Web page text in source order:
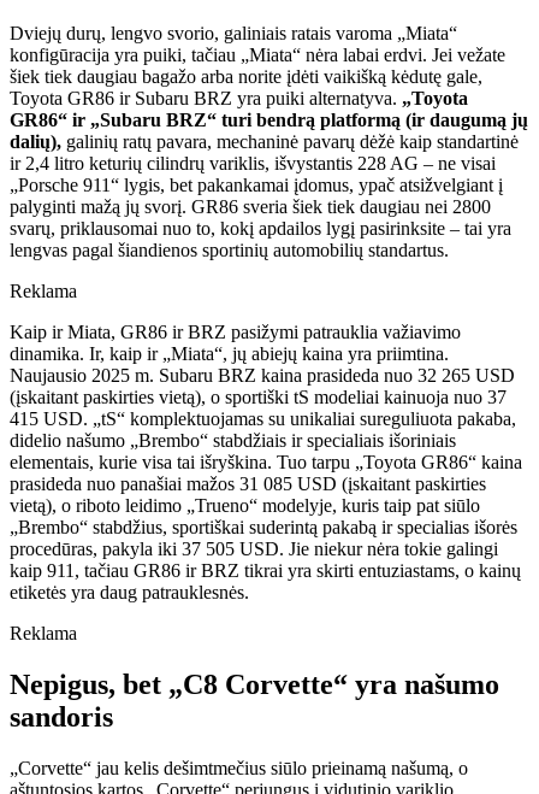
Dviejų durų, lengvo svorio, galiniais ratais varoma „Miata“
konfigūracija yra puiki, tačiau „Miata“ nėra labai erdvi. Jei vežate
šiek tiek daugiau bagažo arba norite įdėti vaikišką kėdutę gale,
Toyota GR86 ir Subaru BRZ yra puiki alternatyva. „Toyota
GR86“ ir „Subaru BRZ“ turi bendrą platformą (ir daugumą jų
dalių), galinių ratų pavara, mechaninė pavarų dėžė kaip standartinė
ir 2,4 litro keturių cilindrų variklis, išvystantis 228 AG – ne visai
„Porsche 911“ lygis, bet pakankamai įdomus, ypač atsižvelgiant į
palyginti mažą jų svorį. GR86 sveria šiek tiek daugiau nei 2800
svarų, priklausomai nuo to, kokį apdailos lygį pasirinksite – tai yra
lengvas pagal šiandienos sportinių automobilių standartus.
Reklama
Kaip ir Miata, GR86 ir BRZ pasižymi patrauklia važiavimo
dinamika. Ir, kaip ir „Miata“, jų abiejų kaina yra priimtina.
Naujausio 2025 m. Subaru BRZ kaina prasideda nuo 32 265 USD
(įskaitant paskirties vietą), o sportiški tS modeliai kainuoja nuo 37
415 USD. „tS“ komplektuojamas su unikaliai sureguliuota pakaba,
didelio našumo „Brembo“ stabdžiais ir specialiais išoriniais
elementais, kurie visa tai išryškina. Tuo tarpu „Toyota GR86“ kaina
prasideda nuo panašiai mažos 31 085 USD (įskaitant paskirties
vietą), o riboto leidimo „Trueno“ modelyje, kuris taip pat siūlo
„Brembo“ stabdžius, sportiškai suderintą pakabą ir specialias išorės
procedūras, pakyla iki 37 505 USD. Jie niekur nėra tokie galingi
kaip 911, tačiau GR86 ir BRZ tikrai yra skirti entuziastams, o kainų
etiketės yra daug patrauklesnės.
Reklama
Nepigus, bet „C8 Corvette“ yra našumo
sandoris
„Corvette“ jau kelis dešimtmečius siūlo prieinamą našumą, o